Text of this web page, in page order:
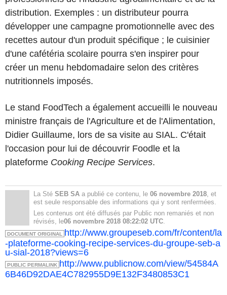
distribution. Exemples : un distributeur pourra
développer une campagne promotionnelle avec des
recettes autour d'un produit spécifique ; le cuisinier
d'une cafétéria scolaire pourra s'en inspirer pour
créer un menu hebdomadaire selon des critères
nutritionnels imposés.
Le stand FoodTech a également accueilli le nouveau
ministre français de l'Agriculture et de l'Alimentation,
Didier Guillaume, lors de sa visite au SIAL. C'était
l'occasion pour lui de découvrir Foodle et la
plateforme Cooking Recipe Services.
La Sté SEB SA a publié ce contenu, le 06 novembre 2018 , et
est seule responsable des informations qui y sont renfermées.
Les contenus ont été diffusés par Public non remaniés et non
révisés, le06 novembre 2018 08:22:02 UTC
DOCUMENT ORIGINAL
http://www.groupeseb.com/fr/content/la
-plateforme-cooking-recipe-services-du-groupe-seb-a
u-sial-2018?views=6
PUBLIC PERMALINK http://www.publicnow.com/view/54584A
6B46D92DAE4C782955D9E132F3480853C1